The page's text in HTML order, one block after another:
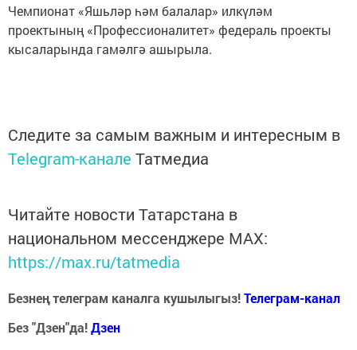
Чемпионат «Яшьләр һәм балалар» илкүләм
проектының «Профессионалитет» федераль проекты
кысаларында гамәлгә ашырыла.
Следите за самым важным и интересным в
Telegram-канале Татмедиа
Читайте новости Татарстана в
национальном мессенджере MАХ:
https://max.ru/tatmedia
Безнең телеграм каналга кушылыгыз!Телеграм-канал
Без "Дзен"да!Дзен